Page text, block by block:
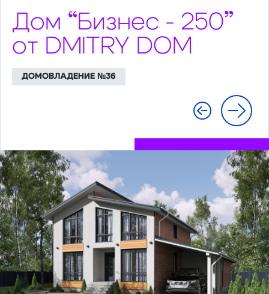
Дом “Бизнес - 250”
от DMITRY DOM
ДОМОВЛАДЕНИЕ №36